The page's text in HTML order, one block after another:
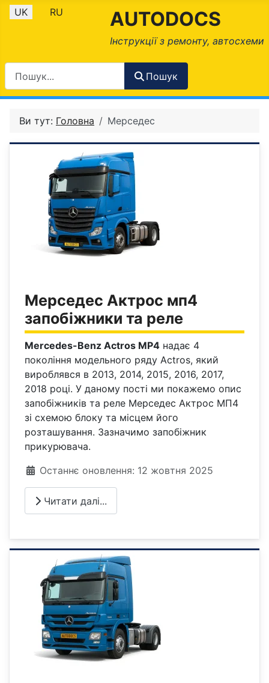
Оберіть свою мову
UK RU AUTODOCS
Інструкції з ремонту, автосхеми
Пошук
Ви тут: Головна Мерседес
Мерседес Актрос мп4
запобіжники та реле
Mercedes-Benz Actros MP4 надає 4
покоління модельного ряду Actros, який
вироблявся в 2013, 2014, 2015, 2016, 2017,
2018 році. У даному пості ми покажемо опис
запобіжників та реле Мерседес Актрос МП4
зі схемою блоку та місцем його
розташування. Зазначимо запобіжник
прикурювача.
Деталі
Останнє оновлення: 12 жовтня 2025
Читати далі...